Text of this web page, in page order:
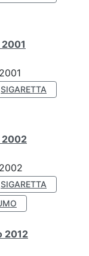
SIGARETTA
2002
SIGARETTA
2012